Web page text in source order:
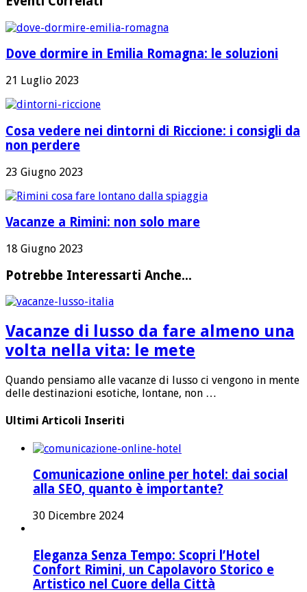
Dove dormire in Emilia Romagna: le soluzioni
21 Luglio 2023
Cosa vedere nei dintorni di Riccione: i consigli da
non perdere
23 Giugno 2023
Vacanze a Rimini: non solo mare
18 Giugno 2023
Potrebbe Interessarti Anche...
Vacanze di lusso da fare almeno una
volta nella vita: le mete
Quando pensiamo alle vacanze di lusso ci vengono in mente
delle destinazioni esotiche, lontane, non …
Ultimi Articoli Inseriti
Comunicazione online per hotel: dai social
alla SEO, quanto è importante?
30 Dicembre 2024
Eleganza Senza Tempo: Scopri l’Hotel
Confort Rimini, un Capolavoro Storico e
Artistico nel Cuore della Città